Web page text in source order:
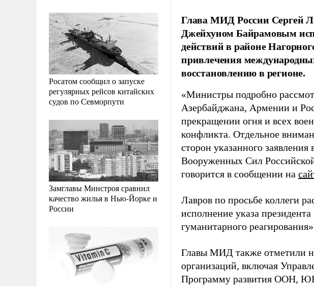
Росатом сообщил о запуске
регулярных рейсов китайских
судов по Севморпути
Замглавы Минстроя сравнил
качество жилья в Нью-Йорке и
России
Глава МИД России Сергей
Джейхуном Байрамовым
действий в районе
привлечения
восстановлению в регионе.
«Министры подробно
Азербайджана, Армении и
прекращении огня и всех
конфликта. Отдельное
сторон указанного заявления
Вооруженных Сил
говорится в сообщении на
Лавров по просьбе коллеги
исполнение указа
гуманитарного
Главы МИД также отметили
организаций, включая
Программу развития ООН,